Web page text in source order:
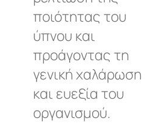
ποιότητας του
ύπνου και
προάγοντας τη
γενική χαλάρωση
και ευεξία του
οργανισμού.